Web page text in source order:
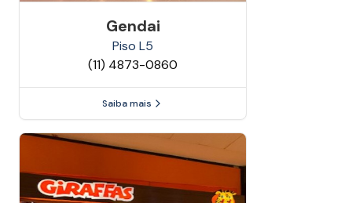
Gendai
Piso L5
(11) 4873-0860
Saiba mais